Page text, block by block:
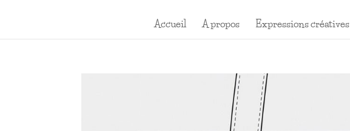
Accueil A propos Expressions créatives